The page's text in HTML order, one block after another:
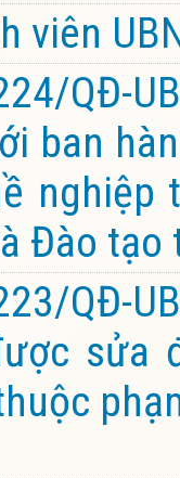
viên
QĐ-
ban
nghiệp
Đào
QĐ-
sửa